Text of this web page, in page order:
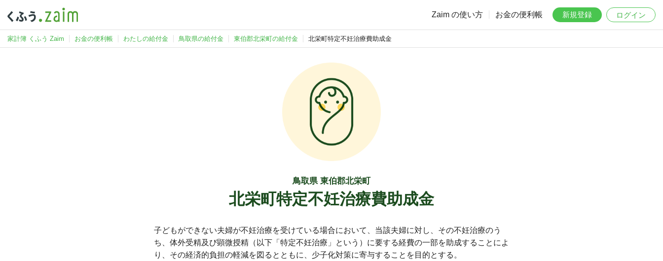
Zaim の使い方 お金の便利帳 新規登録 ログイン
家計簿 くふう Zaim お金の便利帳 わたしの給付金 鳥取県の給付金 東伯郡北栄町の給付金 北栄町特定不妊治療費助成金
鳥取県 東伯郡北栄町
北栄町特定不妊治療費助成金
子どもができない夫婦が不妊治療を受けている場合において、当該夫婦に対し、その不妊治療のう
ち、体外受精及び顕微授精（以下「特定不妊治療」という）に要する経費の一部を助成することによ
り、その経済的負担の軽減を図るとともに、少子化対策に寄与することを目的とする。